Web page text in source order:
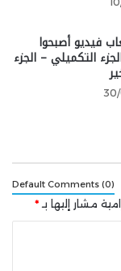
لقد ناقشنا إصدار اللعبة على PC
منه
المنصات في الصناعة، فقد لا يدعم CDPR كل شيء منذ
فيديو أصبحوا
التكميلي – الجزء
Default Comments (0)
مشار إليها بـ *